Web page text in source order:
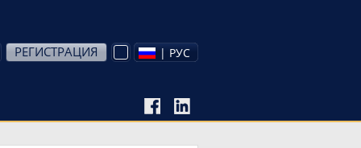
РЕГИСТРАЦИЯ | РУС